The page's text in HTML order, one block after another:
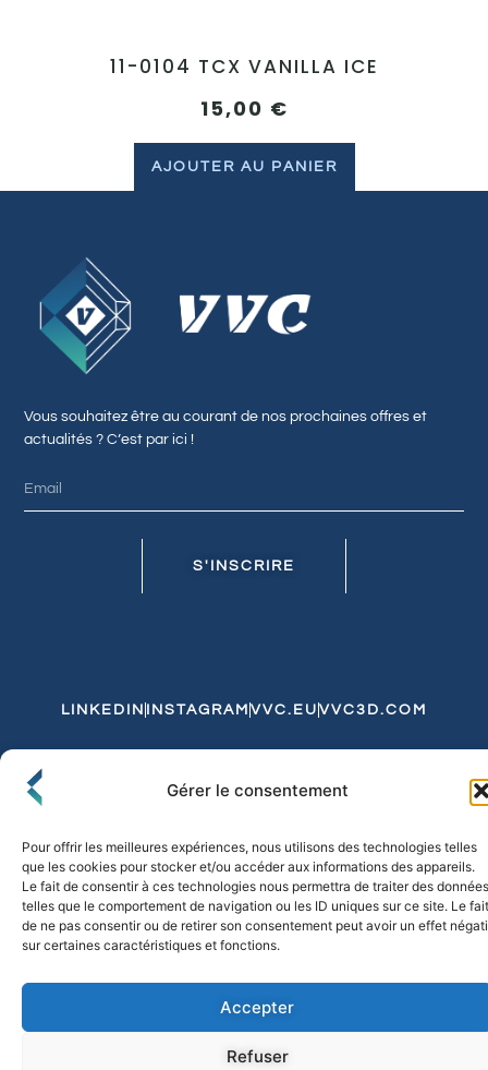
Gérer le consentement
Pour offrir les meilleures expériences, nous utilisons des technologies telles
que les cookies pour stocker et/ou accéder aux informations des appareils.
Le fait de consentir à ces technologies nous permettra de traiter des données
telles que le comportement de navigation ou les ID uniques sur ce site. Le fait
de ne pas consentir ou de retirer son consentement peut avoir un effet
sur certaines caractéristiques et fonctions.
Accepter
Refuser
11-0104 TCX VANILLA ICE
15,00 €
AJOUTER AU PANIER
Vous souhaitez être au courant de nos prochaines offres et
actualités ? C’est par ici !
S'INSCRIRE
LINKEDIN INSTAGRAM VVC.EU VVC3D.COM
Politique de Confidentialité et de CookiesExpédition et Livraison
© 2026 FLO & CO. All Rights Reserved